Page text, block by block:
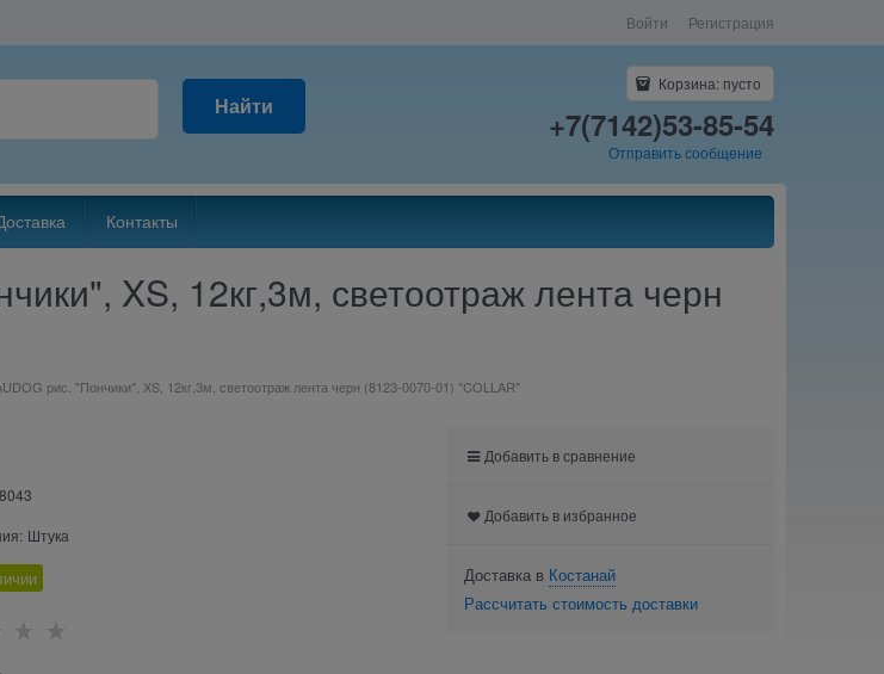
Войти Регистрация
Найти
Корзина: пусто
+7(7142)53-85-54
Отправить сообщение
Контакты
XS, 12кг,3м, светоотраж лента черн
рис. "Пончики", XS, 12кг,3м, светоотраж лента черн (8123-0070-01) "COLLAR"
Штука
Добавить в сравнение
Добавить в избранное
Доставка в Костанай
Рассчитать стоимость доставки